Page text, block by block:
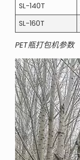
SL-140T
SL-160T
PET瓶打包机参数